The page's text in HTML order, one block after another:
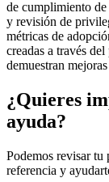
de cumplimiento
y revisión de
métricas de
creadas a través
demuestran
¿Quieres
ayuda?
Podemos revisar tu
referencia y